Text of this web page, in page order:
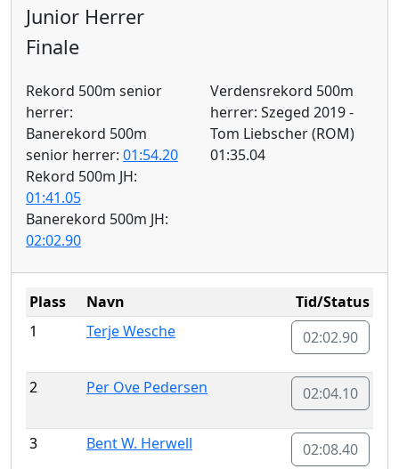
Junior Herrer
Finale
Rekord 500m senior
herrer:
Banerekord 500m
senior herrer: 01:54.20
Rekord 500m JH:
01:41.05
Banerekord 500m JH:
02:02.90
Verdensrekord 500m
herrer: Szeged 2019 -
Tom Liebscher (ROM)
01:35.04
Plass Navn
Tid/Status
1
Terje Wesche 02:02.90
2 Per Ove Pedersen 02:04.10
3 Bent W. Herwell 02:08.40